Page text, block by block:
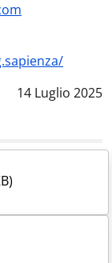
Data notizia:
14 Luglio 2025